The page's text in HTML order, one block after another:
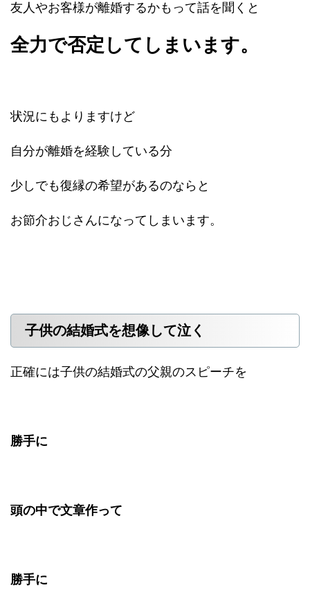
友人やお客様が離婚するかもって話を聞くと
全力で否定してしまいます。
状況にもよりますけど
自分が離婚を経験している分
少しでも復縁の希望があるのならと
お節介おじさんになってしまいます。
子供の結婚式を想像して泣く
正確には子供の結婚式の父親のスピーチを
勝手に
頭の中で文章作って
勝手に